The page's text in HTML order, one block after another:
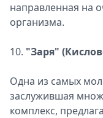
направленная на
организма.
10. "Заря"
Одна из самых
заслужившая
комплекс,